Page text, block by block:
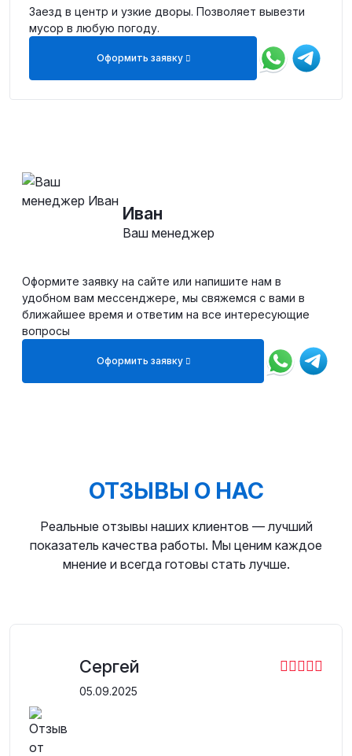
Заезд в центр и узкие дворы. Позволяет вывезти
мусор в любую погоду.
Оформить заявку
Иван
Ваш менеджер
Оформите заявку на сайте или напишите нам в
удобном вам мессенджере, мы свяжемся с вами в
ближайшее время и ответим на все интересующие
вопросы
Оформить заявку
ОТЗЫВЫ О НАС
Реальные отзывы наших клиентов — лучший
показатель качества работы. Мы ценим каждое
мнение и всегда готовы стать лучше.
Сергей
05.09.2025